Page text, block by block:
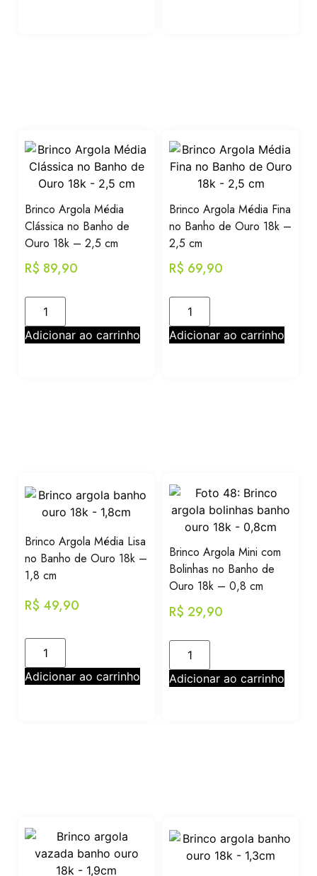
Brinco Argola Média
Clássica no Banho de
Ouro 18k – 2,5 cm
R$ 89,90
Adicionar ao carrinho
Brinco Argola Média Fina
no Banho de Ouro 18k –
2,5 cm
R$ 69,90
Adicionar ao carrinho
Brinco Argola Média Lisa
no Banho de Ouro 18k –
1,8 cm
R$ 49,90
Adicionar ao carrinho
Brinco Argola Mini com
Bolinhas no Banho de
Ouro 18k – 0,8 cm
R$ 29,90
Adicionar ao carrinho